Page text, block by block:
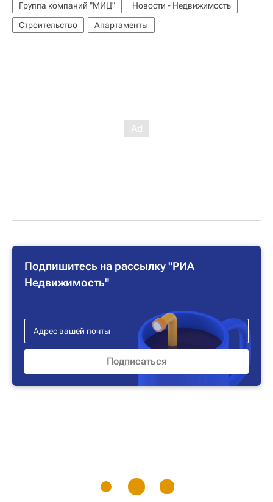
Группа компаний "МИЦ"
Новости - Недвижимость
Строительство
Апартаменты
Подпишитесь на рассылку "РИА
Недвижимость"